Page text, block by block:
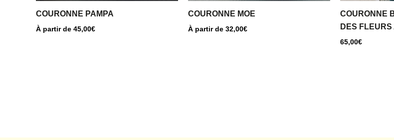
COURONNE PAMPA
À partir de 45,00€
du
COURONNE MOE
À partir de 32,00€
du
COURONNE
DES
65,00€